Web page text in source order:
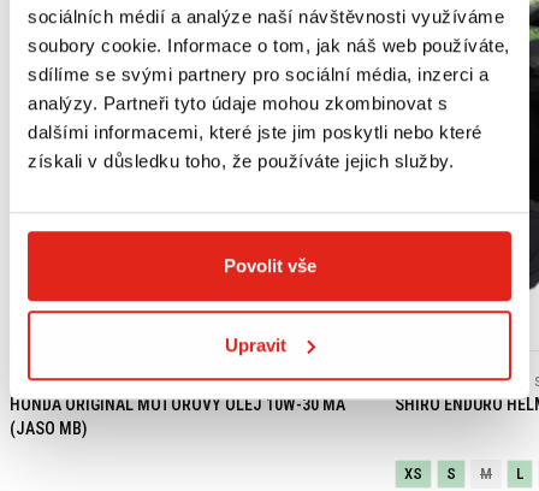
sociálních médií a analýze naší návštěvnosti využíváme
soubory cookie. Informace o tom, jak náš web používáte,
sdílíme se svými partnery pro sociální média, inzerci a
analýzy. Partneři tyto údaje mohou zkombinovat s
dalšími informacemi, které jste jim poskytli nebo které
získali v důsledku toho, že používáte jejich služby.
Povolit vše
Upravit
439 Kč s DPH
HONDA ORIGINAL MOTOROVÝ OLEJ 10W-30 MA
(JASO MB)
2 409 Kč
2 409 Kč
SHIRO ENDURO
XS S M L